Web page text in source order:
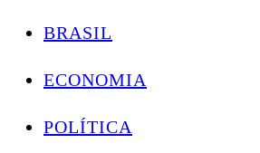
BRASIL
ECONOMIA
POLÍTICA